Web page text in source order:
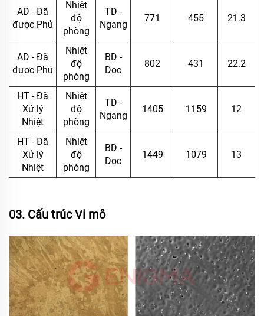
AD - Đã
được Phủ
Nhiệt
độ
phòng
TD -
Ngang
771 455 21.3
AD - Đã
được Phủ
Nhiệt
độ
phòng
BD -
Dọc
802 431 22.2
HT - Đã
Xử lý
Nhiệt
Nhiệt
độ
phòng
TD -
Ngang
1405 1159 12
HT - Đã
Xử lý
Nhiệt
Nhiệt
độ
phòng
BD -
Dọc
1449 1079 13
03. Cấu trúc Vi mô